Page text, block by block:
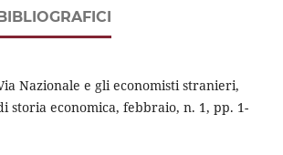
Nazionale e gli economisti stranieri,
storia economica, febbraio, n. 1, pp. 1-